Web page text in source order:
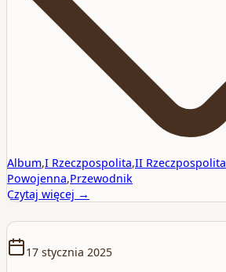
Album,I Rzeczpospolita,II Rzeczpospolita
Powojenna,Przewodnik
Czytaj więcej →
17 stycznia 2025